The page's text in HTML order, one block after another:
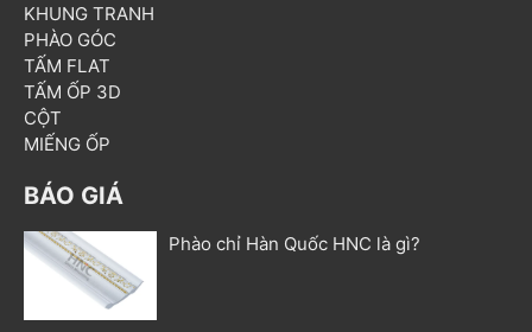
KHUNG TRANH
PHÀO GÓC
TẤM FLAT
TẤM ỐP 3D
CỘT
MIẾNG ỐP
BÁO GIÁ
Phào chỉ Hàn Quốc HNC là gì?